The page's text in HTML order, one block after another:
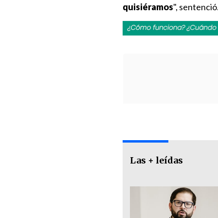
quisiéramos",
Las + leídas